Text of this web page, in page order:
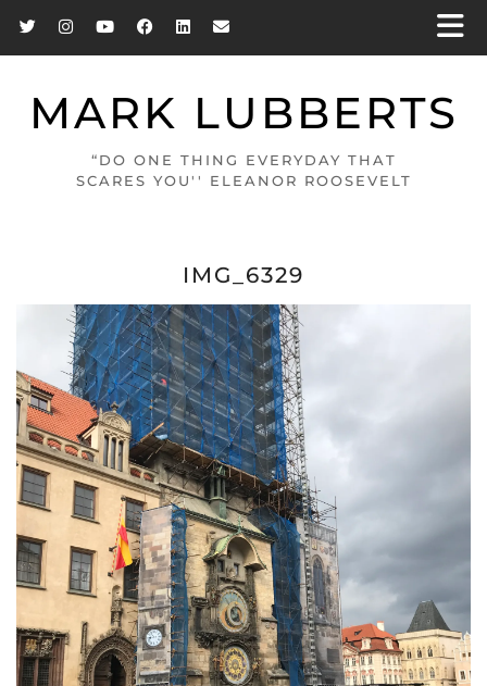
MARK LUBBERTS
“DO ONE THING EVERYDAY THAT
SCARES YOU'' ELEANOR ROOSEVELT
IMG_6329